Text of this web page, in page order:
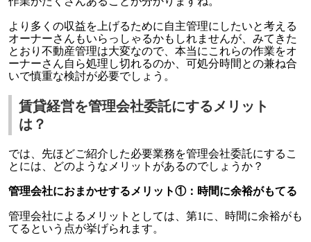
より多くの収益を上げるために自主管理にしたいと考える
オーナーさんもいらっしゃるかもしれませんが、みてきた
とおり不動産管理は大変なので、本当にこれらの作業をオ
ーナーさん自ら処理し切れるのか、可処分時間との兼ね合
いで慎重な検討が必要でしょう。
賃貸経営を管理会社委託にするメリット
は？
では、先ほどご紹介した必要業務を管理会社委託にするこ
とには、どのようなメリットがあるのでしょうか？
管理会社におまかせするメリット①：時間に余裕がもてる
管理会社によるメリットとしては、第1に、時間に余裕がも
てるという点が挙げられます。